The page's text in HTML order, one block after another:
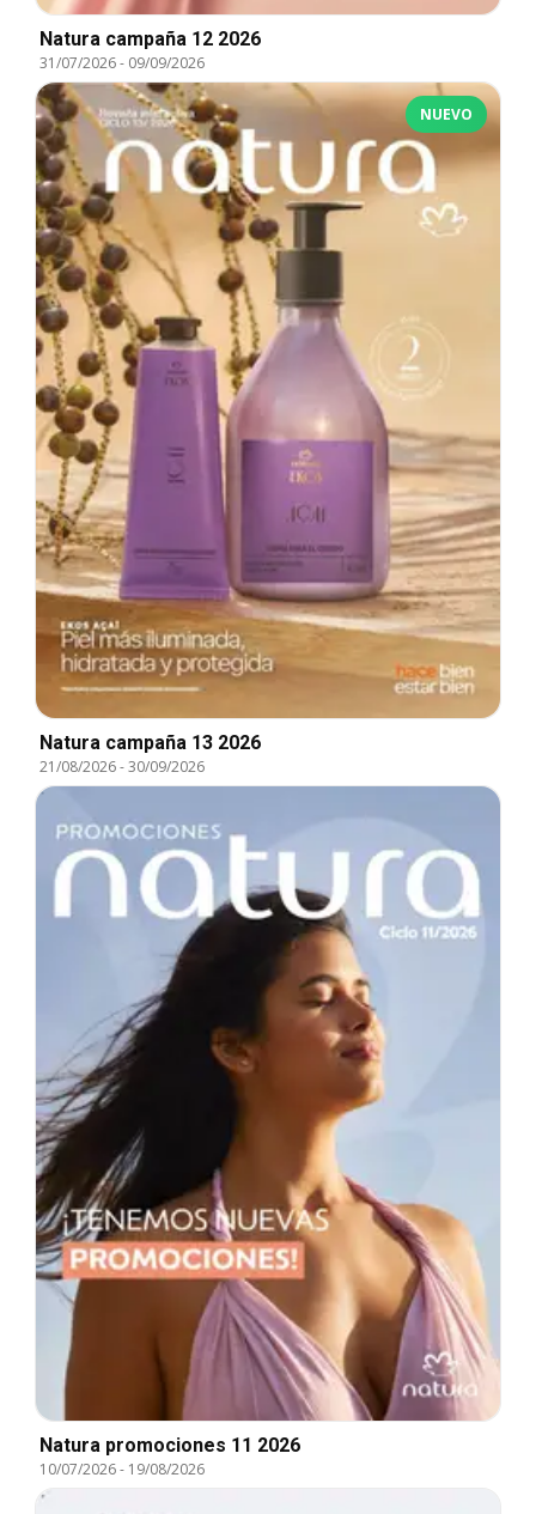
Natura campaña 12 2026
31/07/2026- 09/09/2026
NUEVO
Natura campaña 13 2026
21/08/2026-30/09/2026
Natura promociones 11 2026
10/07/2026- 19/08/2026